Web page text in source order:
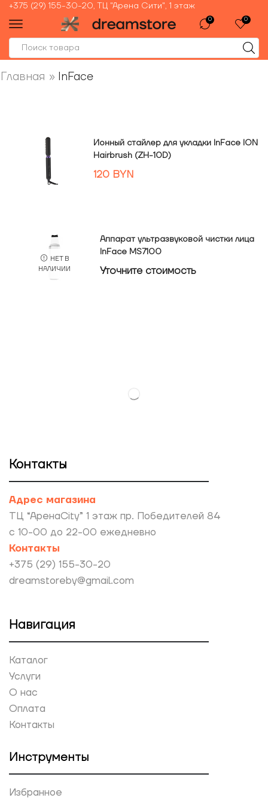
+375 (29) 155-30-20, ТЦ "Арена Сити", 1 этаж
0 0
Главная » InFace
Ионный стайлер для укладки InFace ION
Hairbrush (ZH-10D)
120 BYN
НЕТ В
НАЛИЧИИ
Аппарат ультразвуковой чистки лица
InFace MS7100
Уточнитe стоимость
Контакты
Адрес магазина
ТЦ “АренаCity” 1 этаж пр. Победителей 84
с 10-00 до 22-00 ежедневно
Контакты
+375 (29) 155-30-20
dreamstoreby@gmail.com
Навигация
Каталог
Услуги
О нас
Оплата
Контакты
Инструменты
Избранное